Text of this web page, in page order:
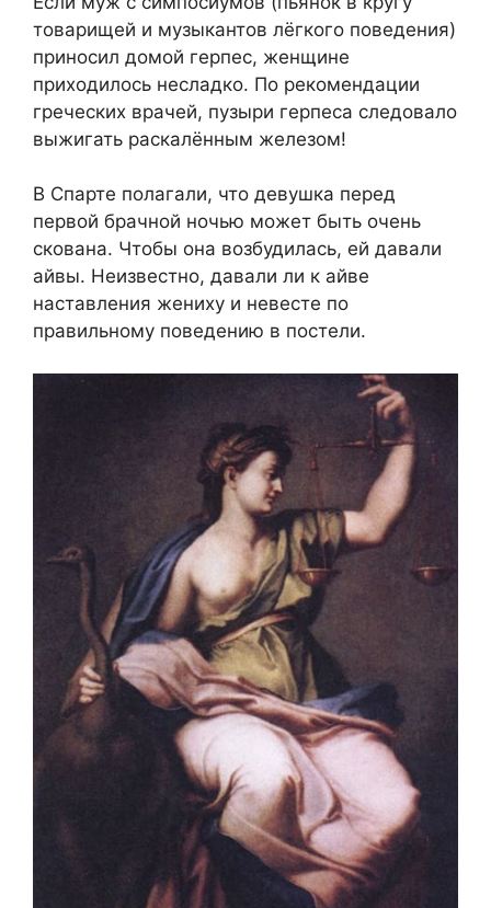
товарищей и музыкантов лёгкого поведения)
приносил домой герпес, женщине
приходилось несладко. По рекомендации
греческих врачей, пузыри герпеса следовало
выжигать раскалённым железом!
В Спарте полагали, что девушка перед
первой брачной ночью может быть очень
скована. Чтобы она возбудилась, ей давали
айвы. Неизвестно, давали ли к айве
наставления жениху и невесте по
правильному поведению в постели.